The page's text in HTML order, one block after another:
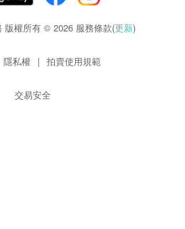
版權所有 © 2026 服務條款(更新)
隱私權 | 拍賣使用規範
交易安全